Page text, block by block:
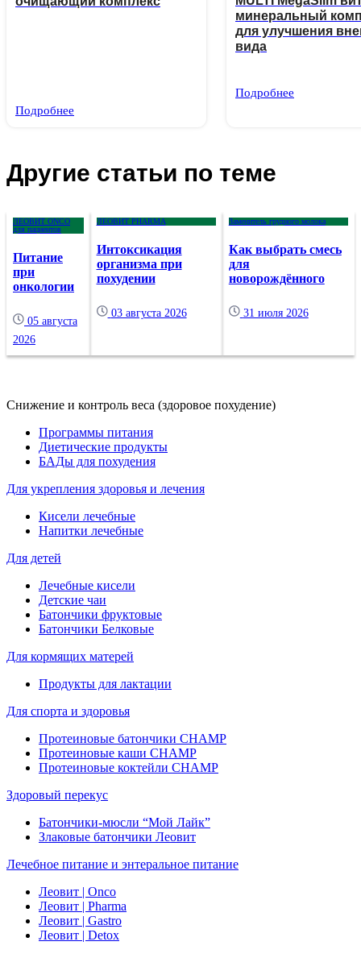
Подробнее
минеральный
для улучшения
вида
Подробнее
Другие статьи по теме
ЛЕОВИТ ONCO
для пациентов
Питание
при
онкологии
05 августа
2026
ЛЕОВИТ PHARMA
Интоксикация
организма при
похудении
03 августа 2026
Заменитель грудного молока
Как выбрать смесь
для
новорождённого
31 июля 2026
Снижение и контроль веса (здоровое похудение)
Программы питания
Диетические продукты
БАДы для похудения
Для укрепления здоровья и лечения
Кисели лечебные
Напитки лечебные
Для детей
Лечебные кисели
Детские чаи
Батончики фруктовые
Батончики Белковые
Для кормящих матерей
Продукты для лактации
Для спорта и здоровья
Протеиновые батончики CHAMP
Протеиновые каши CHAMP
Протеиновые коктейли CHAMP
Здоровый перекус
Батончики-мюсли “Мой Лайк”
Злаковые батончики Леовит
Лечебное питание и энтеральное питание
Леовит | Onco
Леовит | Pharma
Леовит | Gastro
Леовит | Detox